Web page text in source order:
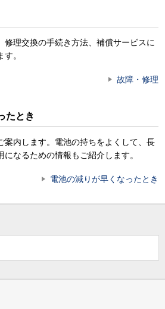
修理交換の手続き方法、補償サービスに
。
故障・修理
たとき
案内します。電池の持ちをよくして、長
になるための情報もご紹介します。
電池の減りが早くなったとき